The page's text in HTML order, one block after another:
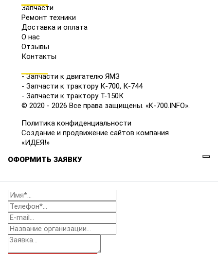
Запчасти
Ремонт техники
Доставка и оплата
О нас
Отзывы
Контакты
- Запчасти к двигателю ЯМЗ
- Запчасти к трактору К-700, К-744
- Запчасти к трактору Т-150К
© 2020 - 2026 Все права защищены. «K-700.INFO».
Политика конфиденциальности
Создание и продвижение сайтов компания
«ИДЕЯ!»
ОФОРМИТЬ ЗАЯВКУ